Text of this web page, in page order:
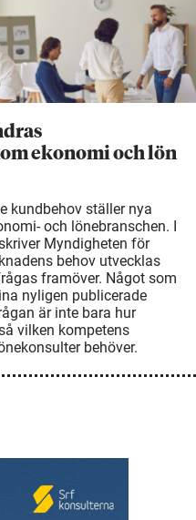
ekonomi och lön
kundbehov ställer nya
och lönebranschen. I
Myndigheten för
behov utvecklas
framöver. Något som
nyligen publicerade
är inte bara hur
vilken kompetens
behöver.